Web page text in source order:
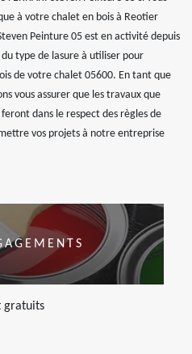
à votre chalet en bois à Reotier
Peinture 05 est en activité depuis
type de lasure à utiliser pour
de votre chalet 05600. En tant que
vous assurer que les travaux que
dans le respect des règles de
vos projets à notre entreprise
gratuits